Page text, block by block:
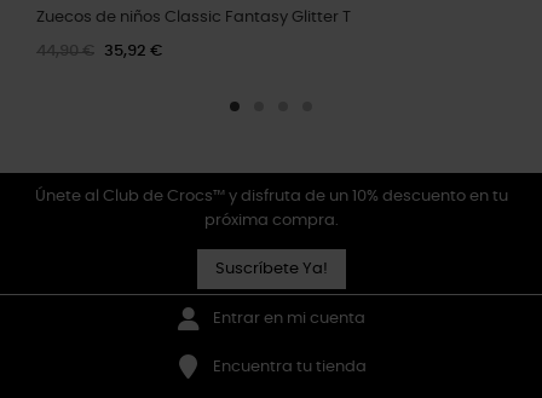
Zuecos de niños Classic Fantasy Glitter T
44,90 € 35,92 €
Únete al Club de Crocs™ y disfruta de un 10% descuento en tu
próxima compra.
Suscríbete Ya!
Entrar en mi cuenta
Encuentra tu tienda